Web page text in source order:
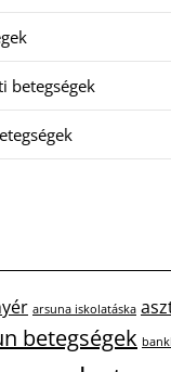
betegségek
arsuna iskolatáska
betegségek